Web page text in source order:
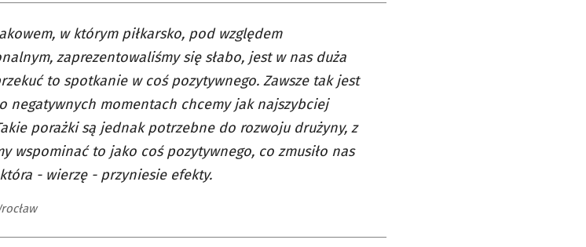
w którym piłkarsko, pod względem
zaprezentowaliśmy się słabo, jest w nas duża
to spotkanie w coś pozytywnego. Zawsze tak jest
negatywnych momentach chcemy jak najszybciej
porażki są jednak potrzebne do rozwoju drużyny, z
wspominać to jako coś pozytywnego, co zmusiło nas
- wierzę - przyniesie efekty.